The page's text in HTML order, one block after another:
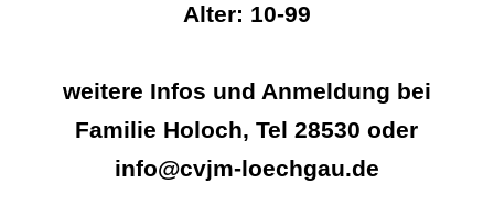
Alter: 10-99
weitere Infos und Anmeldung bei
Familie Holoch, Tel 28530 oder
info@cvjm-loechgau.de